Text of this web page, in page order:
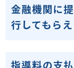
金融機関に
行してもら